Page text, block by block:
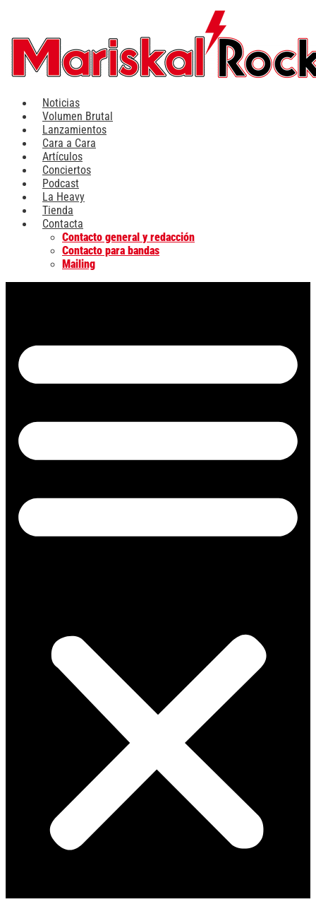
contenido
Noticias
Volumen Brutal
Lanzamientos
Cara a Cara
Artículos
Conciertos
Podcast
La Heavy
Tienda
Contacta
Contacto general y redacción
Contacto para bandas
Mailing